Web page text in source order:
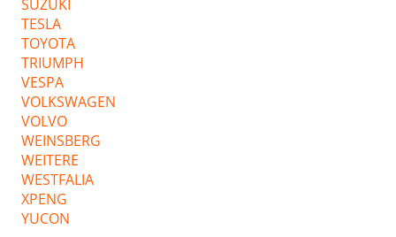
SUZUKI
TESLA
TOYOTA
TRIUMPH
VESPA
VOLKSWAGEN
VOLVO
WEINSBERG
WEITERE
WESTFALIA
XPENG
YUCON